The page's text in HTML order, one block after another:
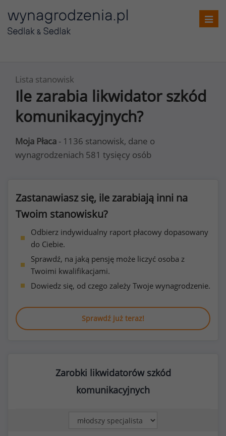
Lista stanowisk
Ile zarabia likwidator szkód
komunikacyjnych?
Moja Płaca - 1136 stanowisk, dane o
wynagrodzeniach 581 tysięcy osób
Zastanawiasz się, ile zarabiają inni na
Twoim stanowisku?
Odbierz indywidualny raport płacowy dopasowany
do Ciebie.
Sprawdź, na jaką pensję może liczyć osoba z
Twoimi kwalifikacjami.
Dowiedz się, od czego zależy Twoje wynagrodzenie.
Sprawdź już teraz!
Zarobki likwidatorów szkód
komunikacyjnych